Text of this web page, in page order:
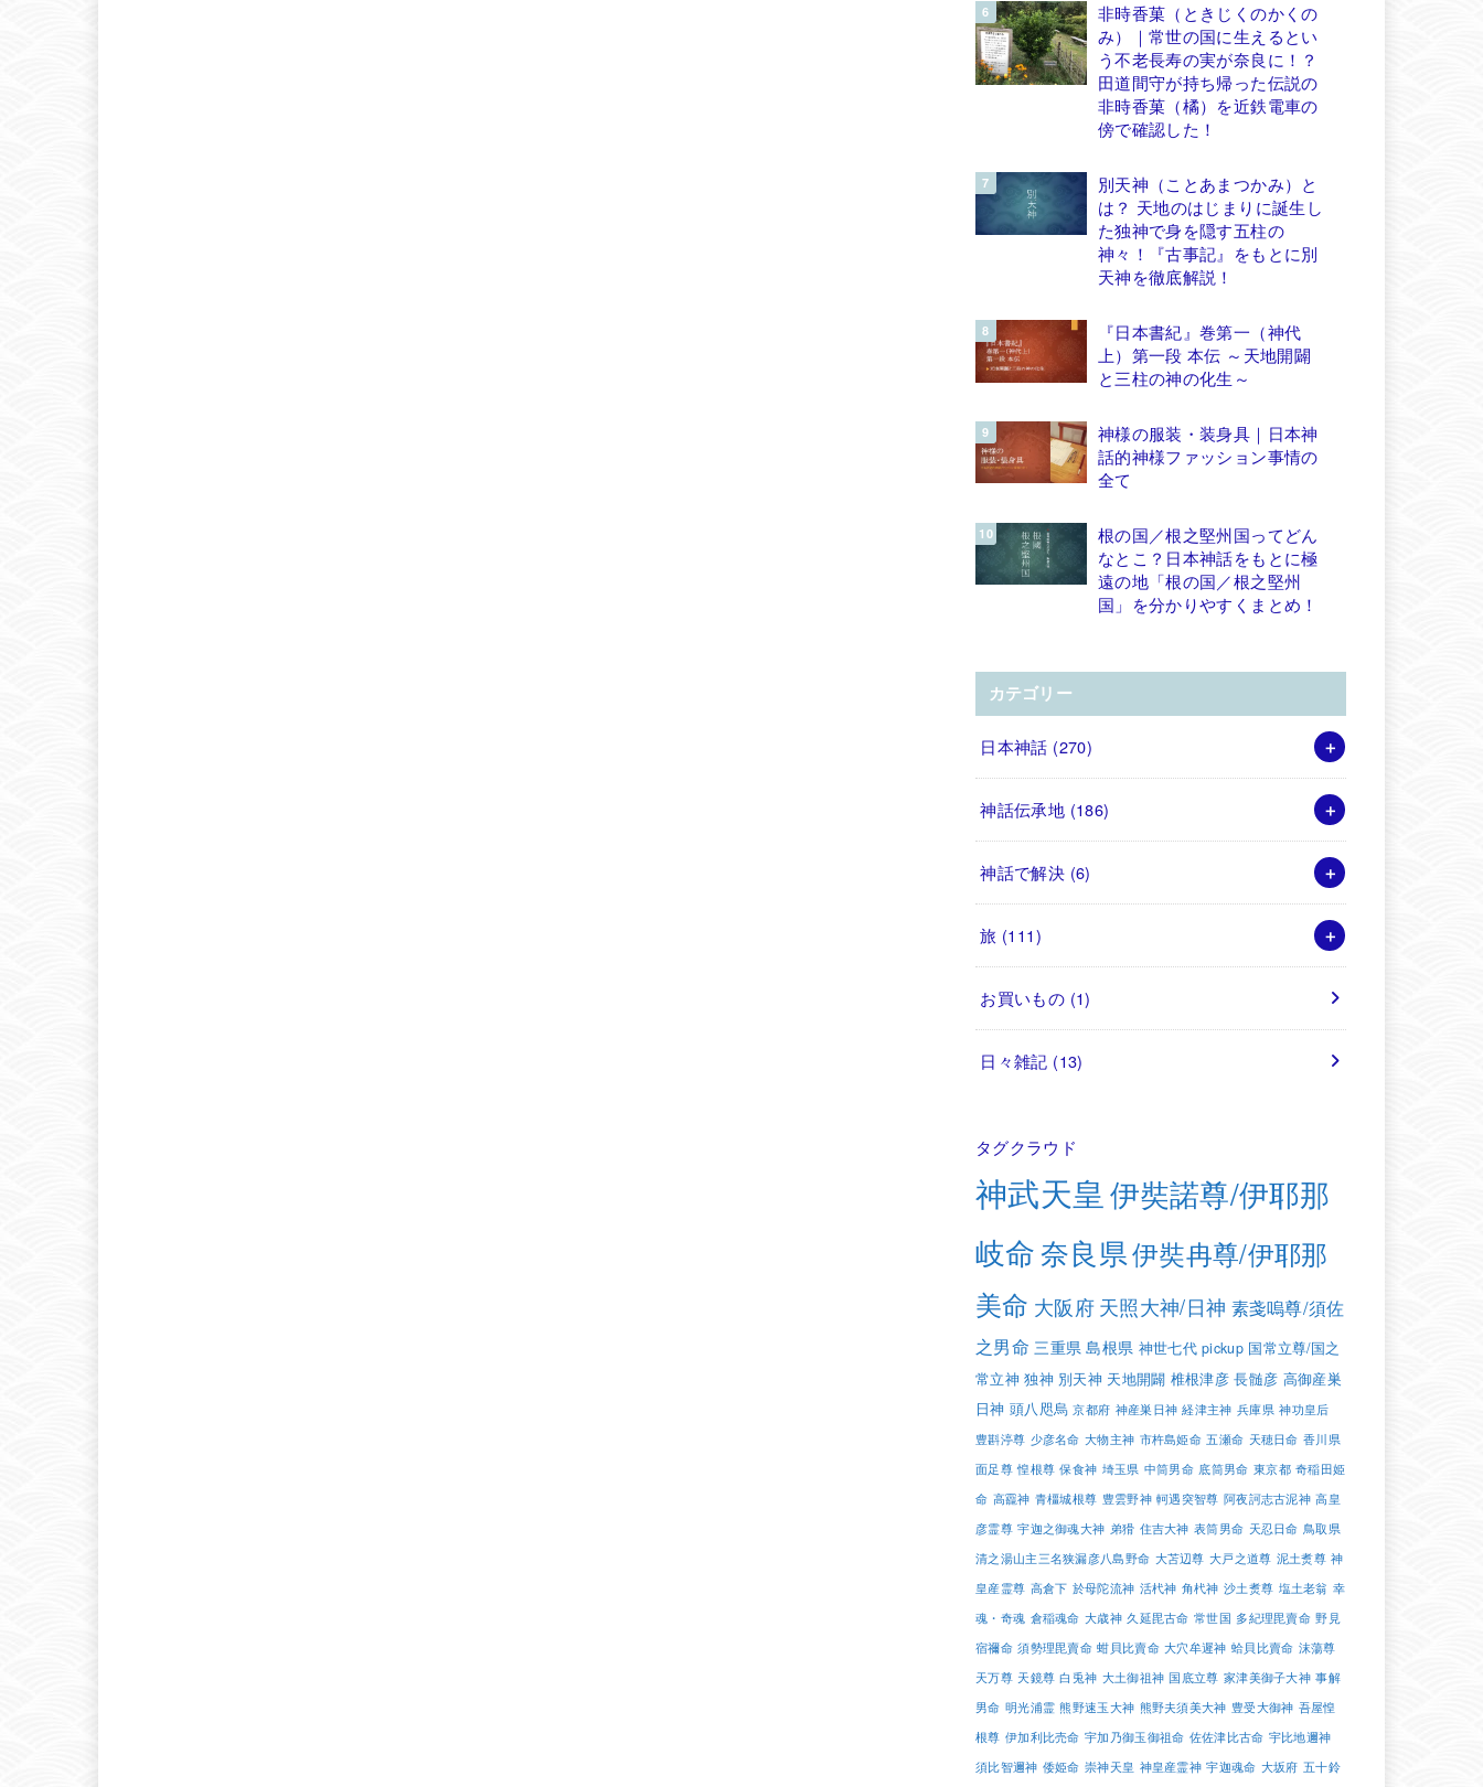
非時香菓（ときじくのかくの
み）｜常世の国に生えるとい
う不老長寿の実が奈良に！？
田道間守が持ち帰った伝説の
非時香菓（橘）を近鉄電車の
傍で確認した！
別天神（ことあまつかみ）と
は？ 天地のはじまりに誕生し
た独神で身を隠す五柱の
神々！『古事記』をもとに別
天神を徹底解説！
『日本書紀』巻第一（神代
上）第一段 本伝 ～天地開闢
と三柱の神の化生～
神様の服装・装身具｜日本神
話的神様ファッション事情の
全て
根の国／根之堅州国ってどん
なとこ？日本神話をもとに極
遠の地「根の国／根之堅州
国」を分かりやすくまとめ！
カテゴリー
日本神話 (270)
神話伝承地 (186)
神話で解決 (6)
旅 (111)
お買いもの (1)
日々雑記 (13)
タグクラウド
神武天皇 伊奘諾尊/伊耶那
岐命奈良県伊奘冉尊/伊耶那
美命 大阪府天照大神/日神 素戔嗚尊/須佐
之男命 三重県 島根県 神世七代 pickup 国常立尊/国之
常立神 独神 別天神 天地開闢 椎根津彦 長髄彦 高御産巣
日神 頭八咫烏 京都府 神産巣日神 経津主神 兵庫県 神功皇后
豊斟渟尊 少彦名命 大物主神 市杵島姫命 五瀬命 天穂日命 香川県
面足尊 惶根尊 保食神 埼玉県 中筒男命 底筒男命 東京都 奇稲田姫
命 高龗神 青橿城根尊 豊雲野神 軻遇突智尊 阿夜訶志古泥神 高皇
彦霊尊 宇迦之御魂大神 弟猾 住吉大神 表筒男命 天忍日命 鳥取県
清之湯山主三名狭漏彦八島野命 大苫辺尊 大戸之道尊 泥土煑尊 神
皇産霊尊 高倉下 於母陀流神 活杙神 角杙神 沙土煑尊 塩土老翁 幸
魂・奇魂 倉稲魂命 大歳神 久延毘古命 常世国 多紀理毘賣命 野見
宿禰命 須勢理毘賣命 蚶貝比賣命 大穴牟遲神 蛤貝比賣命 沫蕩尊
天万尊 天鏡尊 白兎神 大土御祖神 国底立尊 家津美御子大神 事解
男命 明光浦霊 熊野速玉大神 熊野夫須美大神 豊受大御神 吾屋惶
根尊 伊加利比売命 宇加乃御玉御祖命 佐佐津比古命 宇比地邇神
須比智邇神 倭姫命 崇神天皇 神皇産霊神 宇迦魂命 大坂府 五十鈴